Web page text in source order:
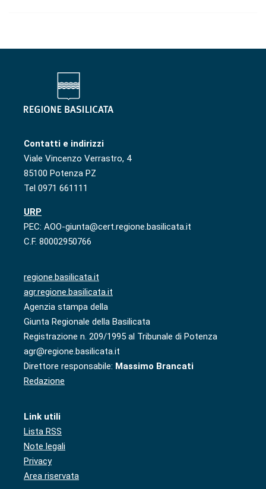
Contatti e indirizzi
Viale Vincenzo Verrastro, 4
85100 Potenza PZ
Tel 0971 661111
URP
PEC: AOO-giunta@cert.regione.basilicata.it
C.F. 80002950766
regione.basilicata.it
agr.regione.basilicata.it
Agenzia stampa della
Giunta Regionale della Basilicata
Registrazione n. 209/1995 al Tribunale di Potenza
agr@regione.basilicata.it
Direttore responsabile: Massimo Brancati
Redazione
Link utili
Lista RSS
Note legali
Privacy
Area riservata